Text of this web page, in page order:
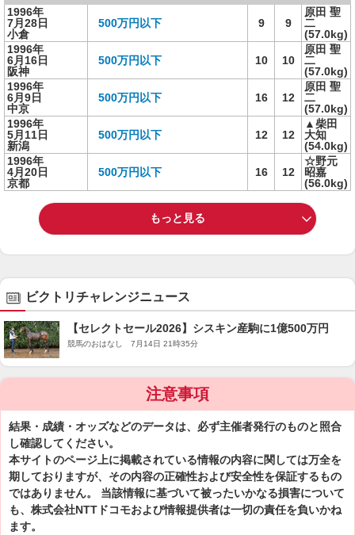
1996年
7月28日
小倉
500万円以下 9 9
原田 聖
二
(57.0kg)
1996年
6月16日
阪神
500万円以下 10 10
原田 聖
二
(57.0kg)
1996年
6月9日
中京
500万円以下 16 12
原田 聖
二
(57.0kg)
1996年
5月11日
新潟
500万円以下 12 12
▲柴田
大知
(54.0kg)
1996年
4月20日
京都
500万円以下 16 12
☆野元
昭嘉
(56.0kg)
もっと見る
ビクトリチャレンジニュース
【セレクトセール2026】シスキン産駒に1億500万円
競馬のおはなし 7月14日 21時35分
注意事項
結果・成績・オッズなどのデータは、必ず主催者発行のものと照合
し確認してください。
本サイトのページ上に掲載されている情報の内容に関しては万全を
期しておりますが、その内容の正確性および安全性を保証するもの
ではありません。 当該情報に基づいて被ったいかなる損害について
も、株式会社NTTドコモおよび情報提供者は一切の責任を負いかね
ます。